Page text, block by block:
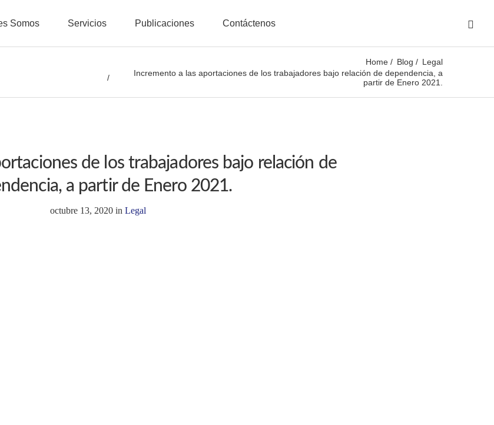
Somos Servicios Publicaciones Contáctenos
Home Blog
Legal
Incremento a las aportaciones de los trabajadores bajo relación de dependencia, a
partir de Enero 2021.
de los trabajadores bajo relación de
a partir de Enero 2021.
octubre 13, 2020 inLegal